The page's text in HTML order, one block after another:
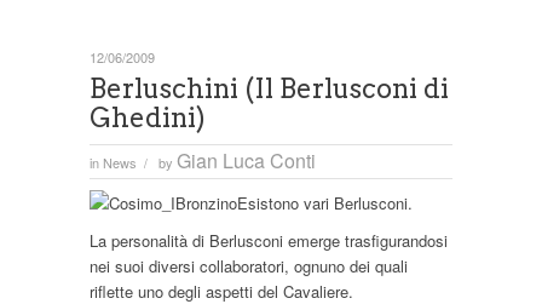
Berluschini (Il Berlusconi di
Ghedini)
in News / by Gian Luca Conti
12/06/2009
Esistono vari Berlusconi.
La personalità di Berlusconi emerge trasfigurandosi
nei suoi diversi collaboratori, ognuno dei quali
riflette uno degli aspetti del Cavaliere.